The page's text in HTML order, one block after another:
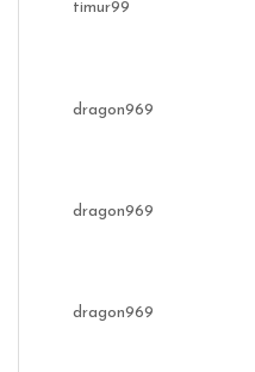
timur99
dragon969
dragon969
dragon969